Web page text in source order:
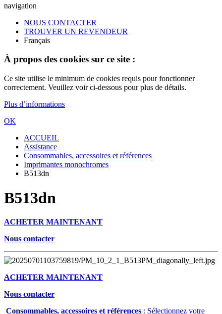
navigation
NOUS CONTACTER
TROUVER UN REVENDEUR
Français
À propos des cookies sur ce site :
Ce site utilise le minimum de cookies requis pour fonctionner
correctement. Veuillez voir ci-dessous pour plus de détails.
Plus d’informations
OK
ACCUEIL
Assistance
Consommables, accessoires et références
Imprimantes monochromes
B513dn
B513dn
ACHETER MAINTENANT
Nous contacter
ACHETER MAINTENANT
Nous contacter
Consommables, accessoires et références : Sélectionnez votre